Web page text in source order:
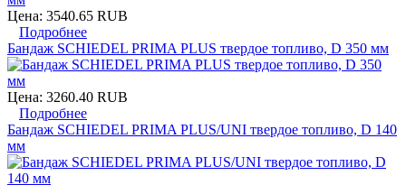
Цена: 3540.65 RUB
Подробнее
Бандаж SCHIEDEL PRIMA PLUS твердое топливо, D 350 мм
Цена: 3260.40 RUB
Подробнее
Бандаж SCHIEDEL PRIMA PLUS/UNI твердое топливо, D 140
мм